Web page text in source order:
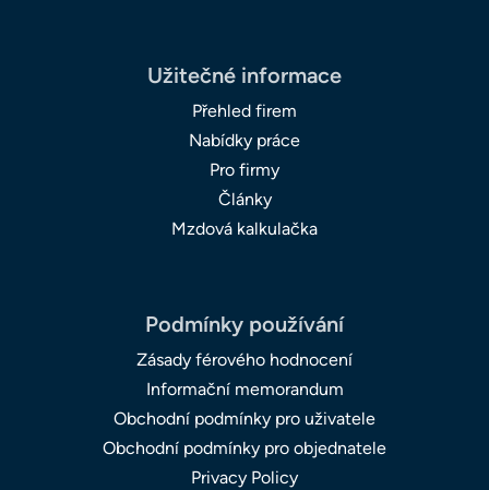
Užitečné informace
Přehled firem
Nabídky práce
Pro firmy
Články
Mzdová kalkulačka
Podmínky používání
Zásady férového hodnocení
Informační memorandum
Obchodní podmínky pro uživatele
Obchodní podmínky pro objednatele
Privacy Policy